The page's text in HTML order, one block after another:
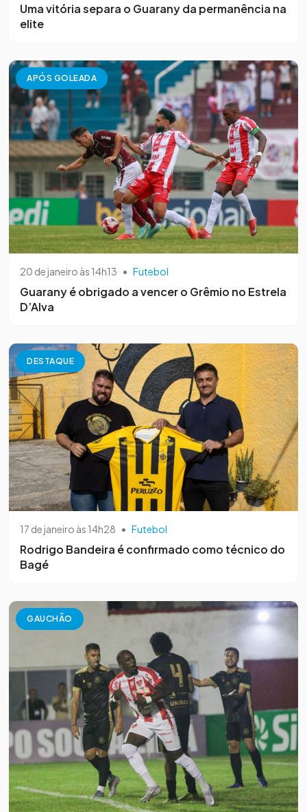
Uma vitória separa o Guarany da permanência na
elite
APÓS GOLEADA
20 de janeiro às 14h13 • Futebol
Guarany é obrigado a vencer o Grêmio no Estrela
D’Alva
DESTAQUE
17 de janeiro às 14h28 • Futebol
Rodrigo Bandeira é confirmado como técnico do
Bagé
GAUCHÃO